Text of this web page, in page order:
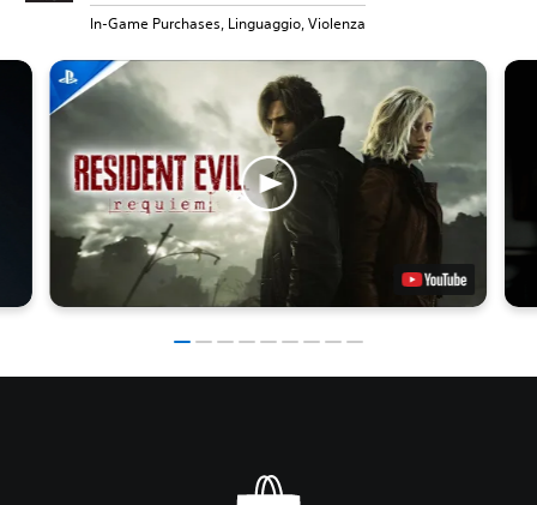
In-Game Purchases, Linguaggio, Violenza